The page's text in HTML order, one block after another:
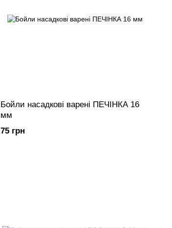
Бойли насадкові варені ПЕЧІНКА 16
мм
75 грн